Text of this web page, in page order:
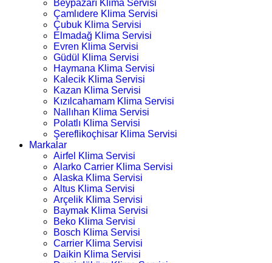
Beypazarı Klima Servisi
Çamlıdere Klima Servisi
Çubuk Klima Servisi
Elmadağ Klima Servisi
Evren Klima Servisi
Güdül Klima Servisi
Haymana Klima Servisi
Kalecik Klima Servisi
Kazan Klima Servisi
Kızılcahamam Klima Servisi
Nallıhan Klima Servisi
Polatlı Klima Servisi
Şereflikoçhisar Klima Servisi
Markalar
Airfel Klima Servisi
Alarko Carrier Klima Servisi
Alaska Klima Servisi
Altus Klima Servisi
Arçelik Klima Servisi
Baymak Klima Servisi
Beko Klima Servisi
Bosch Klima Servisi
Carrier Klima Servisi
Daikin Klima Servisi